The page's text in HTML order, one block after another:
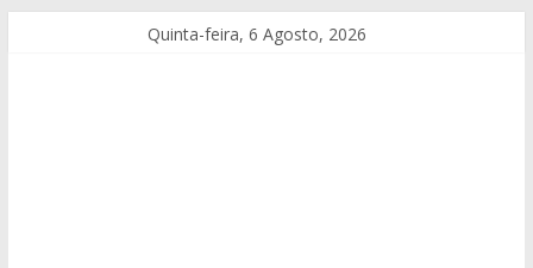
Quinta-feira, 6 Agosto, 2026